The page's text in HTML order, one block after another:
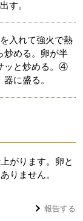
す。
入れて強火で熱
炒める。卵が半
ッと炒める。④
に盛る。
がります。卵と
りません。
報告する